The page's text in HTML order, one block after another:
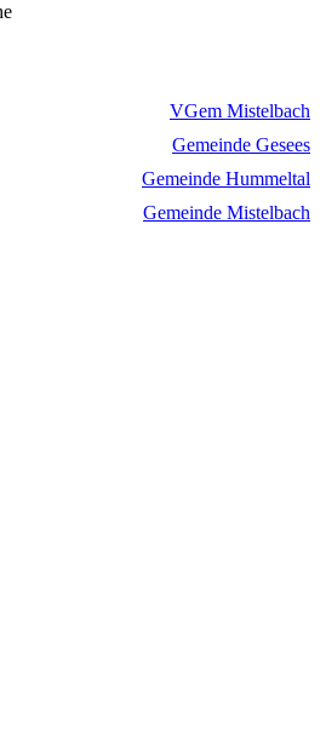
VGem Mistelbach
Gemeinde Gesees
Gemeinde Hummeltal
Gemeinde Mistelbach